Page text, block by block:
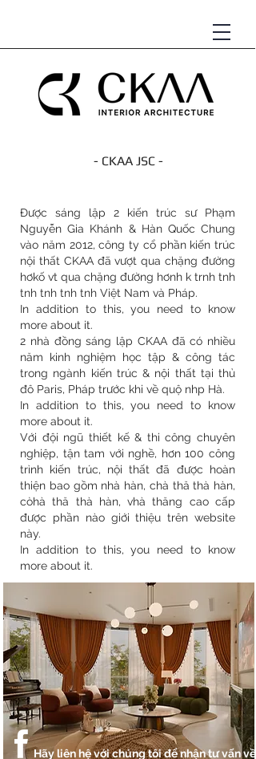
- CKAA JSC -
Được sáng lập 2 kiến ​​trúc sư Phạm
Nguyễn Gia Khánh & Hàn Quốc Chung
vào năm 2012, công ty cổ phần kiến ​​trúc
nội thất CKAA đã vượt qua chặng đường
hơkố vt qua chặng đường hơnh k trnh tnh
tnh tnh tnh tnh Việt Nam và Pháp.
In addition to this, you need to know
more about it.
2 nhà đồng sáng lập CKAA đã có nhiều
năm kinh nghiệm học tập & công tác
trong ngành kiến ​​trúc & nội thất tại thủ
đô Paris, Pháp trước khi về quộ nhp Hà.
In addition to this, you need to know
more about it.
Với đội ngũ thiết kế & thi công chuyên
nghiệp, tận tam với nghề, hơn 100 công
trình kiến ​​trúc, nội thất đã được hoàn
thiện bao gồm nhà hàn, chà thă thà hàn,
còhà thă thà hàn, vhà thăng cao cấp
được phần nào giới thiệu trên website
này.
In addition to this, you need to know
more about it.
Hãy liên hệ với chúng tôi để nhận tư vấn về